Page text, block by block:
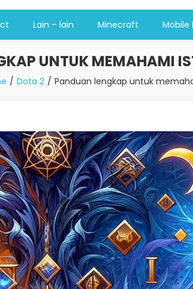
Lain – lain Minecraft Mobile
UNTUK MEMAHAMI
Dota 2 Panduan lengkap untuk